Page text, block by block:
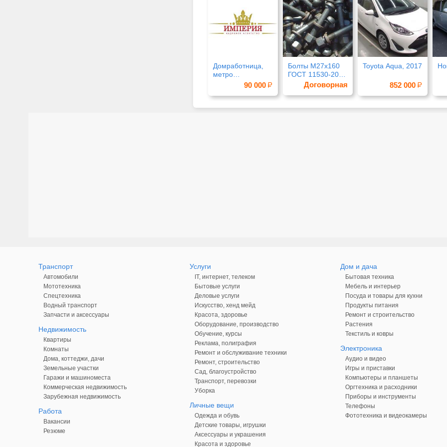
Домработница,
метро
Павелецкая90 000
Болты М27х160
ГОСТ 11530-2014
в сбореДоговорная
Toyota Aqua, 2017
852 000
Транспорт
Автомобили
Мототехника
Спецтехника
Водный транспорт
Запчасти и аксессуары
Недвижимость
Квартиры
Комнаты
Дома, коттеджи, дачи
Земельные участки
Гаражи и машиноместа
Коммерческая недвижимость
Зарубежная недвижимость
Работа
Вакансии
Резюме
Услуги
IT, интернет, телеком
Бытовые услуги
Деловые услуги
Искусство, хенд мейд
Красота, здоровье
Оборудование, производство
Обучение, курсы
Реклама, полиграфия
Ремонт и обслуживание техники
Ремонт, строительство
Сад, благоустройство
Транспорт, перевозки
Уборка
Личные вещи
Одежда и обувь
Детские товары, игрушки
Аксессуары и украшения
Красота и здоровье
Дом и дача
Бытовая техника
Мебель и интерьер
Посуда и товары для кухни
Продукты питания
Ремонт и строительство
Растения
Текстиль и ковры
Электроника
Аудио и видео
Игры и приставки
Компьютеры и планшеты
Оргтехника и расходники
Приборы и инструменты
Телефоны
Фототехника и видеокамеры